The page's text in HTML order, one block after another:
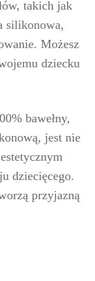
takich jak
silikonowa,
Możesz
dziecku
bawełny,
jest nie
dziecięcego.
przyjazną